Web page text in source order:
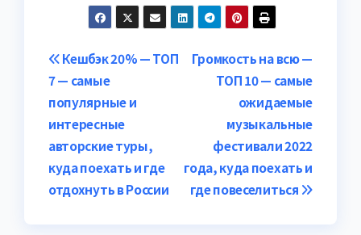
Навигация
по
записям
Громкость на всю —
ТОП 10 — самые
ожидаемые
музыкальные
фестивали 2022
года, куда поехать и
где повеселиться
Кешбэк 20% — ТОП
7 — самые
популярные и
интересные
авторские туры,
куда поехать и где
отдохнуть в России